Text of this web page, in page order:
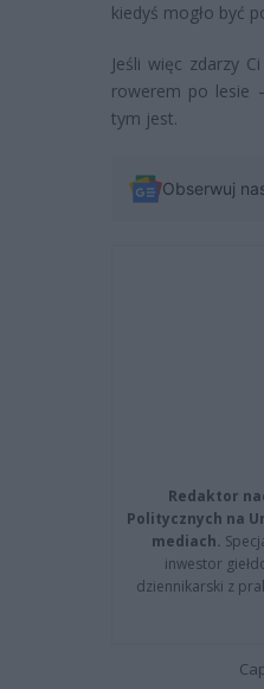
kiedyś mogło być
Jeśli więc zdarzy
rowerem po lesie
tym jest.
Obserwuj
Redaktor
Politycznych na
mediach.
inwestor
dziennikarski z